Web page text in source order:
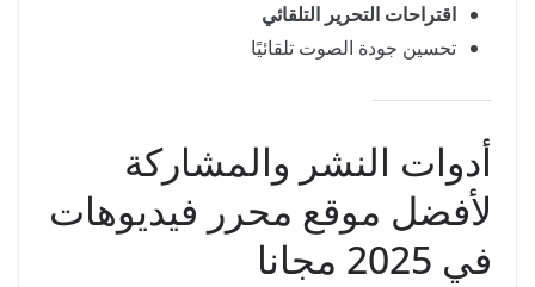
اقتراحات التحرير التلقائي
تحسين جودة الصوت تلقائيًا
أدوات النشر والمشاركة
لأفضل موقع محرر فيديوهات
في 2025 مجانا